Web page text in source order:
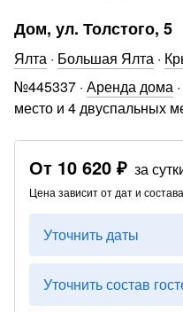
Дом, ул. Толстого, 5
Ялта · Большая Ялта ·
№445337 · Аренда дома ·
место и 4 двуспальных
От 10 620 ₽ за
Цена зависит от дат и
Уточнить даты
Уточнить состав